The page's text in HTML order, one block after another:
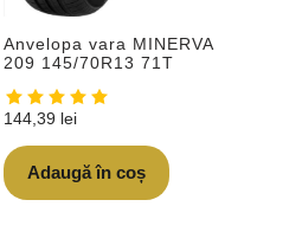
Anvelopa vara MINERVA
209 145/70R13 71T
144,39 lei
Adaugă în coș